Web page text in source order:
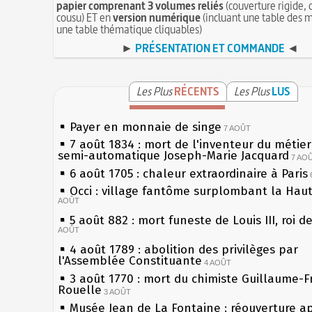
papier comprenant 3 volumes reliés(couverture rigide,
cousu) ET enversion numérique(incluant une table des
une table thématique cliquables)
► PRÉSENTATION ET COMMANDE ◄
Les PlusRÉCENTS Les PlusLUS
Payer en monnaie de singe 7 AOÛT
7 août 1834 : mort de l'inventeur du
semi-automatique Joseph-Marie Jacquard 7
6 août 1705 : chaleur extraordinaire à Paris
Occi : village fantôme surplombant la
AOÛT
5 août 882 : mort funeste de Louis III, roi
AOÛT
4 août 1789 : abolition des privilèges par
l'Assemblée Constituante 4 AOÛT
3 août 1770 : mort du chimiste Guillaume-
Rouelle 3 AOÛT
Musée Jean de La Fontaine : réouverture